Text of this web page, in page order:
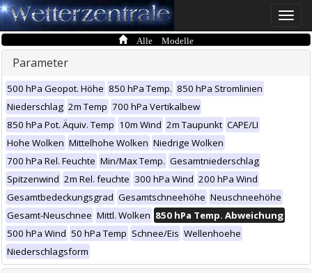
Toggle
Alle Modelle
Parameter
500 hPa Geopot. Höhe 850 hPa Temp. 850 hPa Stromlinien
Niederschlag 2m Temp 700 hPa Vertikalbew
850 hPa Pot. Äquiv. Temp 10m Wind 2m Taupunkt CAPE/LI
Hohe Wolken Mittelhohe Wolken Niedrige Wolken
700 hPa Rel. Feuchte Min/Max Temp. Gesamtniederschlag
Spitzenwind 2m Rel. feuchte 300 hPa Wind 200 hPa Wind
Gesamtbedeckungsgrad Gesamtschneehöhe Neuschneehöhe
Gesamt-Neuschnee Mittl. Wolken 850 hPa Temp. Abweichung
500 hPa Wind 50 hPa Temp Schnee/Eis Wellenhoehe
Niederschlagsform